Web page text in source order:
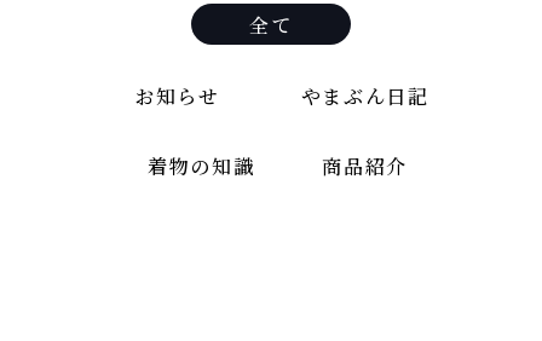
全て
お知らせ やまぶん日記
着物の知識 商品紹介